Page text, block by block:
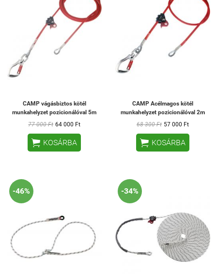
CAMP vágásbiztos kötél
munkahelyzet pozicionálóval 5m
77 000 Ft 64 000 Ft
 KOSÁRBA
CAMP Acélmagos kötél
munkahelyzet pozicionálóval 2m
68 300 Ft 57 000 Ft
 KOSÁRBA
-46% -34%